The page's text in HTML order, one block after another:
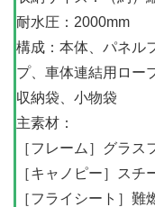
耐水圧：2000mm
構成：本体、パネル
プ、車体連結用ロー
収納袋、小物袋
主素材：
［フレーム］グラス
［キャノピー］スチ
［フライシート］難